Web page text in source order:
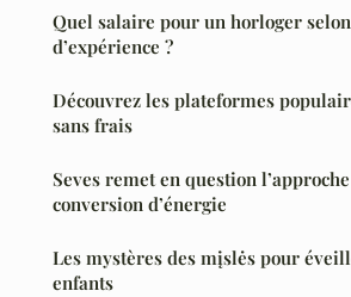
Quel salaire pour un horloger
d’expérience ?
Découvrez les plateformes
sans frais
Seves remet en question
conversion d’énergie
Les mystères des mįslės pour
enfants